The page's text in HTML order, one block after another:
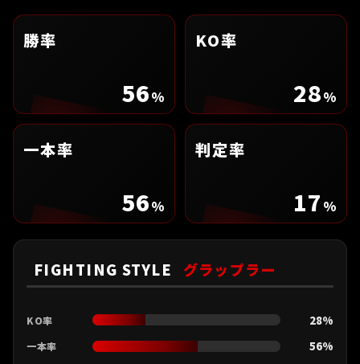
勝率
56%
KO率
28%
一本率
56%
判定率
17 %
FIGHTING STYLE グラップラー
KO率 28%
一本率 56%